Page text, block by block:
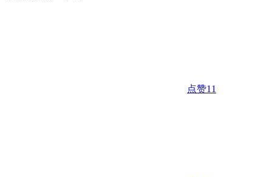
点赞11